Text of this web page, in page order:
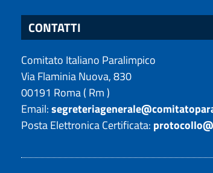
CONTATTI
Comitato Italiano Paralimpico
Via Flaminia Nuova, 830
00191 Roma( Rm)
Email:
Posta Elettronica Certificata: